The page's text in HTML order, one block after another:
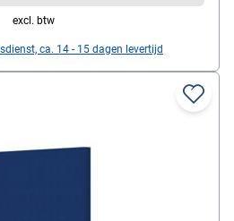
excl. btw
ca. 14 - 15 dagen levertijd